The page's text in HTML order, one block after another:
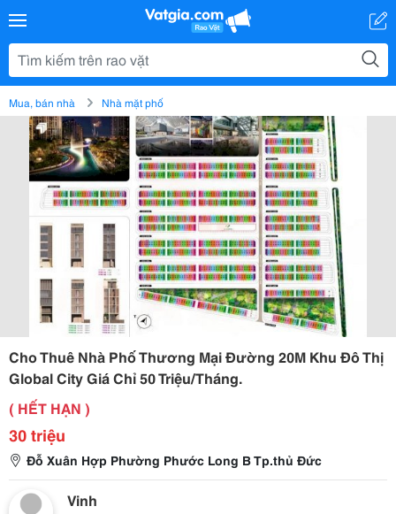
Mua, bán nhà Nhà mặt phố
Cho Thuê Nhà Phố Thương Mại Đường 20M Khu Đô Thị
Global City Giá Chỉ 50 Triệu/Tháng.
( HẾT HẠN )
30 triệu
Đỗ Xuân Hợp Phường Phước Long B Tp.thủ Đức
Vinh